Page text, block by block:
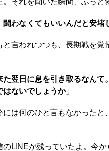
それを聞いた瞬間、ふっと
わなくてもいいんだと安堵
言われつつも、長期戦を覚
翌日に息を引き取るなんて
はないでしょうか」
は何のひと言もなかったと
LINEが残っていたよ。今